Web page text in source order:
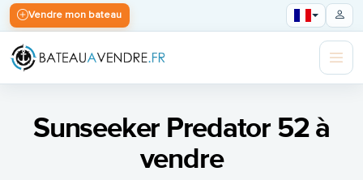
Vendre mon bateau
Sunseeker Predator 52 à
vendre